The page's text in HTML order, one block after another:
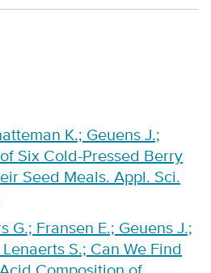
K.; Geuens J.;
Six Cold-Pressed Berry
Seed Meals. Appl. Sci.
G.; Fransen E.; Geuens J.;
S.; Can We Find